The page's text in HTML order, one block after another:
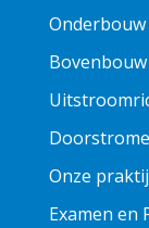
Onderbouw
Bovenbouw
Onze
Examen en